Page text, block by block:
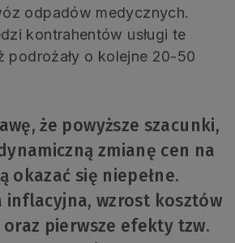
odpadów medycznych.
kontrahentów usługi te
podrożały o kolejne 20-50
że powyższe szacunki,
zmianę cen na
okazać się niepełne.
inflacyjna, wzrost kosztów
pierwsze efekty tzw.